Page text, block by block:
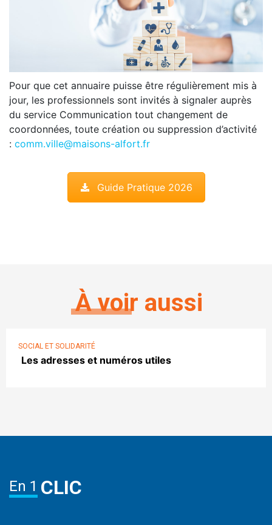
Pour que cet annuaire puisse être régulièrement mis à
jour, les professionnels sont invités à signaler auprès
du service Communication tout changement de
coordonnées, toute création ou suppression d’activité
: comm.ville@maisons-alfort.fr
Guide Pratique 2026
À voir aussi
SOCIAL ET SOLIDARITÉ
Les adresses et numéros utiles
En 1 CLIC